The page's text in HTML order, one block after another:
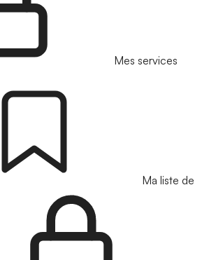
Mes services
Ma liste de